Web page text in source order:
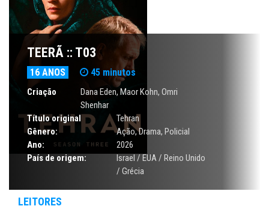
TEERÃ :: T03
16 ANOS 45 minutos
Criação
Dana Eden, Maor Kohn, Omri
Shenhar
Título original
Tehran
Gênero:
Ação,Drama, Policial
Ano:
2026
País de origem:
Israel / EUA / Reino Unido
/ Grécia
LEITORES